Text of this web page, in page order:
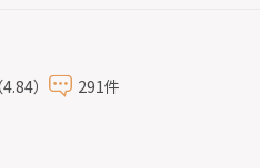
） 291件